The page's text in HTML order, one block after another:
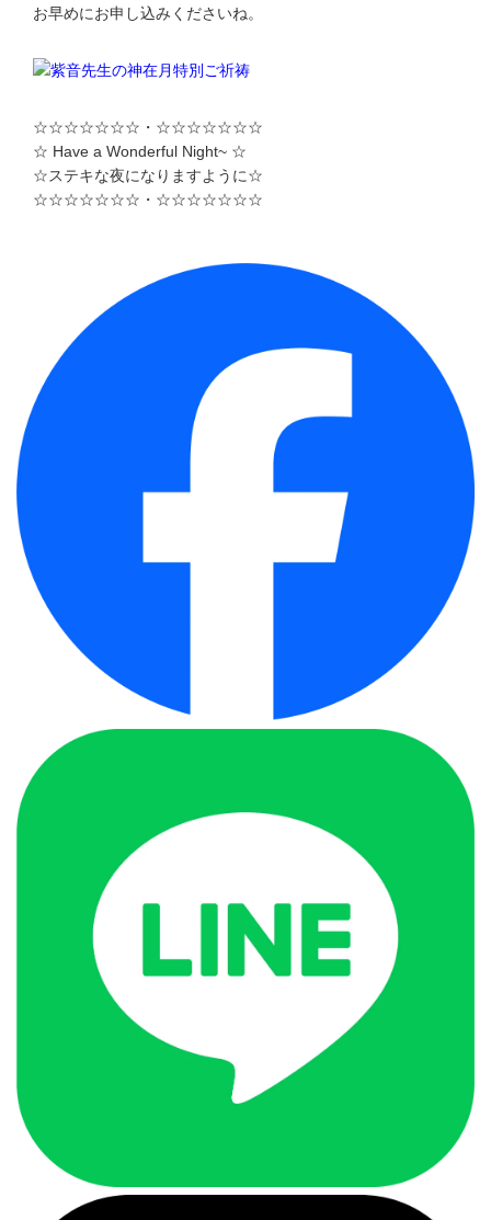
お早めにお申し込みくださいね。
☆☆☆☆☆☆☆・☆☆☆☆☆☆☆
☆ Have a Wonderful Night~ ☆
☆ステキな夜になりますように☆
☆☆☆☆☆☆☆・☆☆☆☆☆☆☆